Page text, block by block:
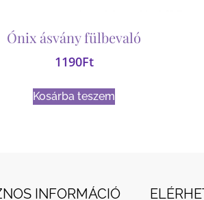
Ónix ásvány fülbevaló
1190Ft
Kosárba teszem
INFORMÁCIÓ